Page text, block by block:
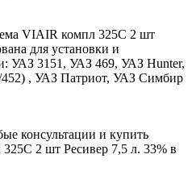
VIAIR компл 325С 2 шт
для установки и
УАЗ 3151, УАЗ 469, УАЗ Hunter,
, УАЗ Патриот, УАЗ Симбир
консультации и купить
2 шт Ресивер 7,5 л. 33% в